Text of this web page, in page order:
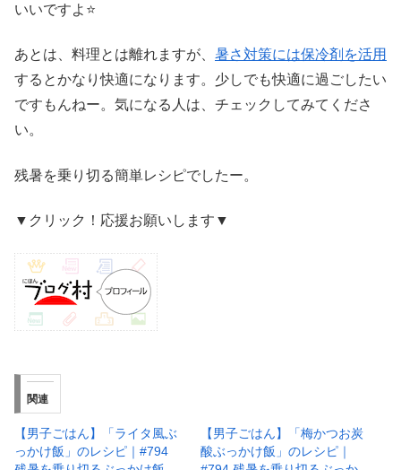
いいですよ⭐️
あとは、料理とは離れますが、 暑さ対策には保冷剤を活用
するとかなり快適になります。少しでも快適に過ごしたい
ですもんねー。気になる人は、チェックしてみてくださ
い。
残暑を乗り切る簡単レシピでしたー。
▼クリック！応援お願いします▼
関連
【男子ごはん】「ライタ風ぶ
っかけ飯」のレシピ｜#794
【男子ごはん】「梅かつお炭
酸ぶっかけ飯」のレシピ｜